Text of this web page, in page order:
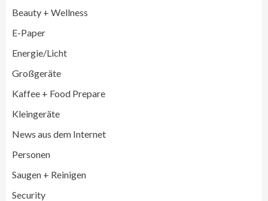
Beauty + Wellness
E-Paper
Energie/Licht
Großgeräte
Kaffee + Food Prepare
Kleingeräte
News aus dem Internet
Personen
Saugen + Reinigen
Security
3
LG feiert 10 Jahre InstaView
steigern Frequenz und Umsatz im